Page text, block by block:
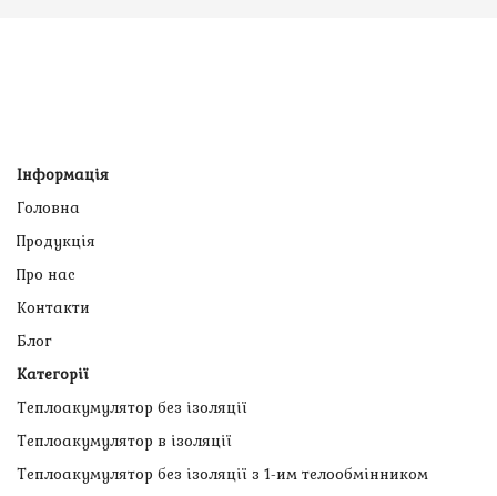
Інформація
Головна
Продукція
Про нас
Контакти
Блог
Категорії
Теплоакумулятор без ізоляції
Теплоакумулятор в ізоляції
Теплоакумулятор без ізоляції з 1-им телообмінником